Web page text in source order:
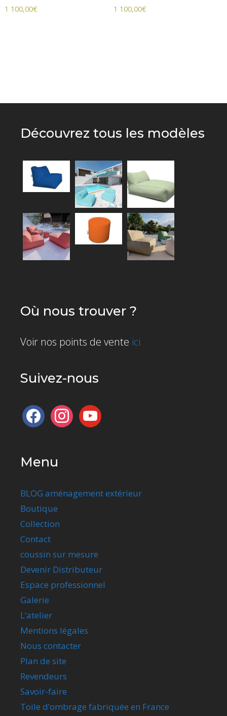
1 100,00€
1 100,00€
Découvrez tous les modèles
Où nous trouver ?
Voir nos points de vente ici
Suivez-nous
facebookinstagramyoutube
Menu
BLOG aménagement extérieur
Boutique
Collection
Contact
coussin sur mesure
Devenir Distributeur
Espace professionnel
Galerie
L’atelier
Mentions légales
Nous contacter
Plan de site
Revendeurs
Savoir-faire
Toile d’ombrage fabriquée en France